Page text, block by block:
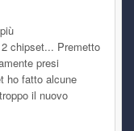
chipset... Premetto
presi
ho fatto alcune
il nuovo